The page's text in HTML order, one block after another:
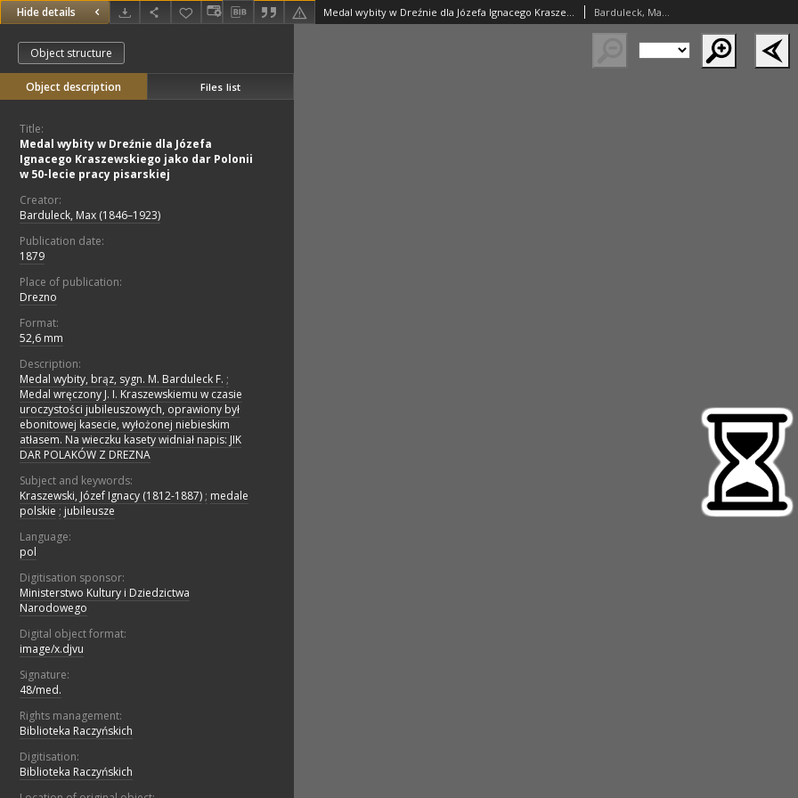
Hide details Medal wybity w Dreźnie dla Józefa Ignacego Kraszewskiego jako dar Polonii w 50-lecie pracy pisarskiej Barduleck, Max (1846–1923)
Object structure
Object description Files list
Title:
Medal wybity w Dreźnie dla Józefa
Ignacego Kraszewskiego jako dar Polonii
w 50-lecie pracy pisarskiej
Creator:
Barduleck, Max (1846–1923)
Publication date:
1879
Place of publication:
Drezno
Format:
52,6 mm
Description:
Medal wybity, brąz, sygn. M. Barduleck F. ;
Medal wręczony J. I. Kraszewskiemu w czasie
uroczystości jubileuszowych, oprawiony był
ebonitowej kasecie, wyłożonej niebieskim
atłasem. Na wieczku kasety widniał napis: JIK
DAR POLAKÓW Z DREZNA
Subject and keywords:
Kraszewski, Józef Ignacy (1812-1887) ; medale
polskie ; jubileusze
Language:
pol
Digitisation sponsor:
Ministerstwo Kultury i Dziedzictwa
Narodowego
Digital object format:
image/x.djvu
Signature:
48/med.
Rights management:
Biblioteka Raczyńskich
Digitisation:
Biblioteka Raczyńskich